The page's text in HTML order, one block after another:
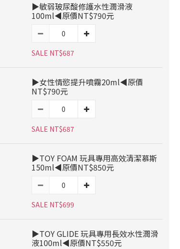
▶敏弱玻尿酸修護水性潤滑液
100ml◀原價NT$790元
SALE NT$687
▶女性情慾提升噴霧20ml◀原價
NT$790元
SALE NT$687
▶TOY FOAM 玩具專用高效清潔慕斯
150ml◀原價NT$850元
SALE NT$699
▶TOY GLIDE 玩具專用長效水性潤滑
液100ml◀原價NT$550元